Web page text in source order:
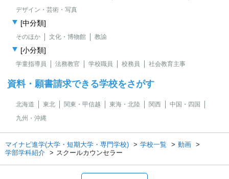
デザイン・芸術・写真
[中分類]
そのほか 文化・博物館 教諭
[小分類]
学童指導員 法務教官 学校職員 校務員 社会教育主事
資料・願書請求できる学校をさがす
北海道 東北 関東・甲信越 東海・北陸 関西
中国・四国
九州・沖縄
マイナビ進学(大学・短期大学・専門学校) 学校一覧
動画
学部学科紹介
スクールカウンセラー